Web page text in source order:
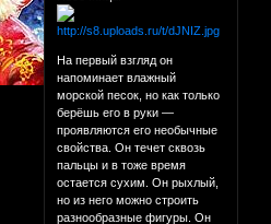
На первый взгляд он
напоминает влажный
морской песок, но как только
берёшь его в руки —
проявляются его необычные
свойства. Он течет сквозь
пальцы и в тоже время
остается сухим. Он рыхлый,
но из него можно строить
разнообразные фигуры. Он